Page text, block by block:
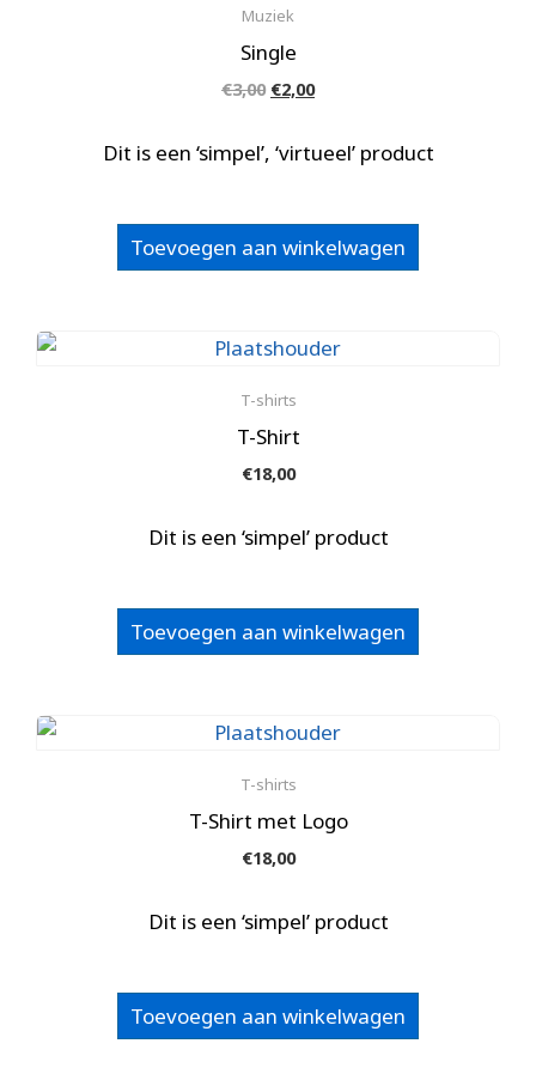
Muziek
Single
€3,00 Oorspronkelijke
was:
€2,00Huidige
is:
Dit is een ‘simpel’, ‘virtueel’ product
Toevoegen aan winkelwagen
T-shirts
T-Shirt
€18,00
Dit is een ‘simpel’ product
Toevoegen aan winkelwagen
T-shirts
T-Shirt met Logo
€18,00
Dit is een ‘simpel’ product
Toevoegen aan winkelwagen